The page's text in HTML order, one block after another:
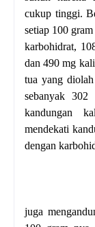
cukup tinggi.
setiap 100
karbohidrat,
dan 490 mg
tua yang
sebanyak
kandungan
mendekati
dengan
Dalam
juga